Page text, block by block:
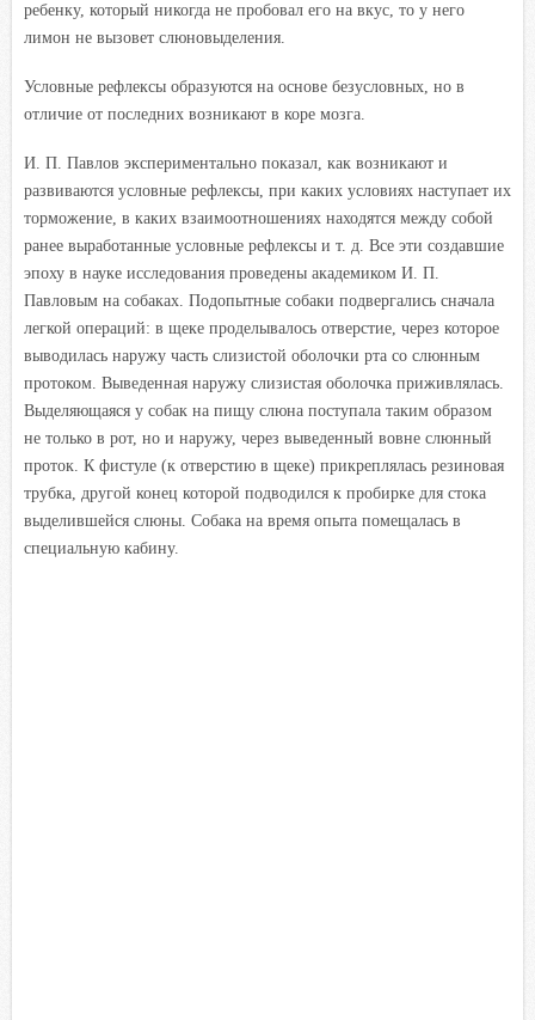
ребенку, который никогда не пробовал его на вкус, то у него
лимон не вызовет слюновыделения.
Условные рефлексы образуются на основе безусловных, но в
отличие от последних возникают в коре мозга.
И. П. Павлов экспериментально показал, как возникают и
развиваются условные рефлексы, при каких условиях наступает их
торможение, в каких взаимоотношениях находятся между собой
ранее выработанные условные рефлексы и т. д. Все эти создавшие
эпоху в науке исследования проведены академиком И. П.
Павловым на собаках. Подопытные собаки подвергались сначала
легкой операций: в щеке проделывалось отверстие, через которое
выводилась наружу часть слизистой оболочки рта со слюнным
протоком. Выведенная наружу слизистая оболочка приживлялась.
Выделяющаяся у собак на пищу слюна поступала таким образом
не только в рот, но и наружу, через выведенный вовне слюнный
проток. К фистуле (к отверстию в щеке) прикреплялась резиновая
трубка, другой конец которой подводился к пробирке для стока
выделившейся слюны. Собака на время опыта помещалась в
специальную кабину.